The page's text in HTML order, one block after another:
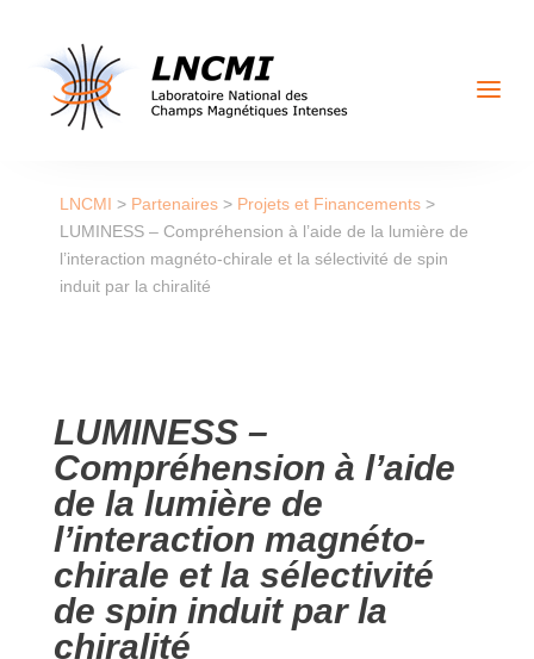
a
LNCMI > Partenaires> Projets et Financements>
LUMINESS – Compréhension à l’aide de la lumière de
l’interaction magnéto-chirale et la sélectivité de spin
induit par la chiralité
LUMINESS –
Compréhension à l’aide
de la lumière de
l’interaction magnéto-
chirale et la sélectivité
de spin induit par la
chiralité